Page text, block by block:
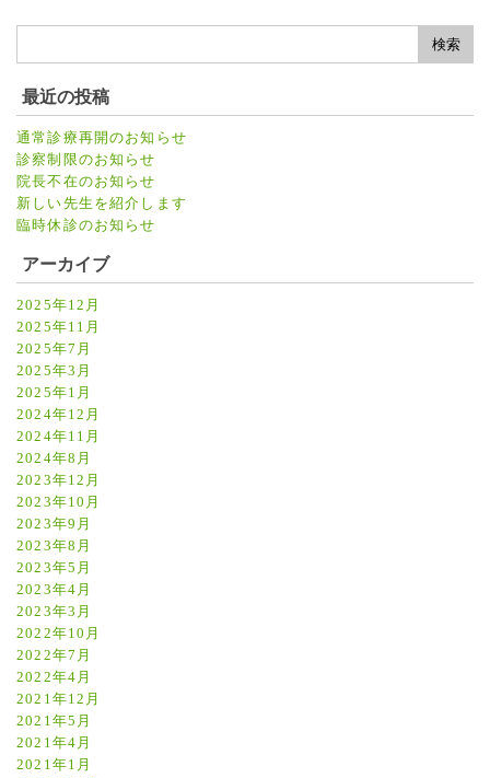
最近の投稿
通常診療再開のお知らせ
診察制限のお知らせ
院長不在のお知らせ
新しい先生を紹介します
臨時休診のお知らせ
アーカイブ
2025年12月
2025年11月
2025年7月
2025年3月
2025年1月
2024年12月
2024年11月
2024年8月
2023年12月
2023年10月
2023年9月
2023年8月
2023年5月
2023年4月
2023年3月
2022年10月
2022年7月
2022年4月
2021年12月
2021年5月
2021年4月
2021年1月